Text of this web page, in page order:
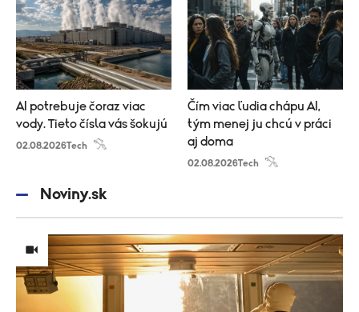
AI potrebuje čoraz viac
vody. Tieto čísla vás šokujú
02.08.2026Tech
Čím viac ľudia chápu AI,
tým menej ju chcú v práci
aj doma
02.08.2026Tech
Noviny.sk